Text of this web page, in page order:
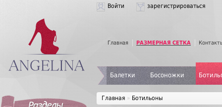
Войти зарегистрироваться
Главная РАЗМЕРНАЯ СЕТКА
Балетки Босоножки
Главная » Ботильоны